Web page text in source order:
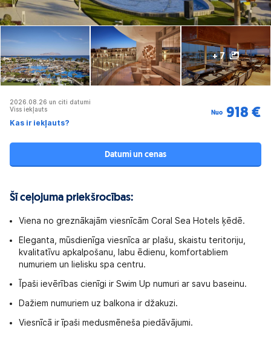
+ 7
2026.08.26 un citi datumi
Viss iekļauts
Kas ir iekļauts?
Nuo 918 €
Datumi un cenas
Šī ceļojuma priekšrocības:
Viena no greznākajām viesnīcām Coral Sea Hotels ķēdē.
Eleganta, mūsdienīga viesnīca ar plašu, skaistu teritoriju,
kvalitatīvu apkalpošanu, labu ēdienu, komfortabliem
numuriem un lielisku spa centru.
Īpaši ievērības cienīgi ir Swim Up numuri ar savu baseinu.
Dažiem numuriem uz balkona ir džakuzi.
Viesnīcā ir īpaši medusmēneša piedāvājumi.